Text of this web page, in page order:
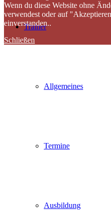
Trainer
Allgemeines
Termine
Ausbildung
Wenn du diese Website ohne
verwendest oder auf
einverstanden..
Schließen